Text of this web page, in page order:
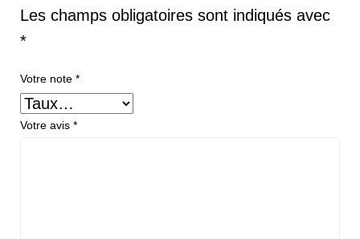
Les champs obligatoires sont indiqués avec
*
Votre note *
Votre avis *